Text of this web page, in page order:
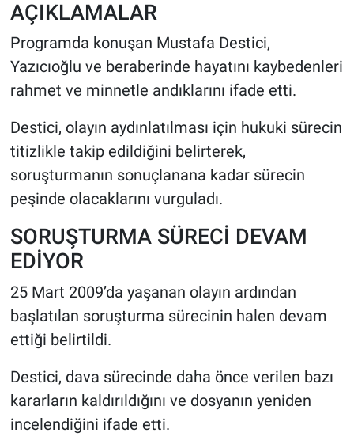
AÇIKLAMALAR
Programda konuşan Mustafa Destici,
Yazıcıoğlu ve beraberinde hayatını kaybedenleri
rahmet ve minnetle andıklarını ifade etti.
Destici, olayın aydınlatılması için hukuki sürecin
titizlikle takip edildiğini belirterek,
soruşturmanın sonuçlanana kadar sürecin
peşinde olacaklarını vurguladı.
SORUŞTURMA SÜRECİ DEVAM
EDİYOR
25 Mart 2009’da yaşanan olayın ardından
başlatılan soruşturma sürecinin halen devam
ettiği belirtildi.
Destici, dava sürecinde daha önce verilen bazı
kararların kaldırıldığını ve dosyanın yeniden
incelendiğini ifade etti.